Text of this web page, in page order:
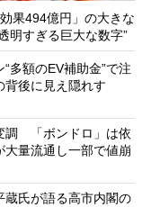
果494億円」の大きな
明すぎる巨大な数字”
多額のEV補助金”で注
後に見え隠れす
調 「ボンドロ」は依
量流通し一部で値崩
蔵氏が語る高市内閣の